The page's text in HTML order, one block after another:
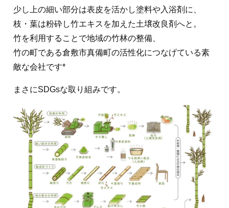
少し上の細い部分は表皮を活かし塗料や入浴剤に、
枝・葉は粉砕し竹エキスを加えた土壌改良剤へと。
竹を利用することで地域の竹林の整備、
竹の町である倉敷市真備町の活性化につなげている素
敵な会社です*
まさにSDGsな取り組みです。